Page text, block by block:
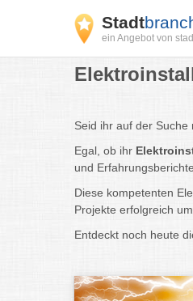
Stadt
ein Angebot von
Seid ihr auf der Suche
Egal, ob ihr
und
Diese kompetenten
Projekte erfolgreich
Entdeckt noch heute